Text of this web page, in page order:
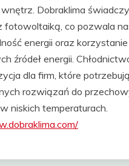
Dobraklima
fotowoltaiką, co pozwala
energii oraz
źródeł energii.
dla firm, które potrzebują
rozwiązań do
niskich temperaturach.